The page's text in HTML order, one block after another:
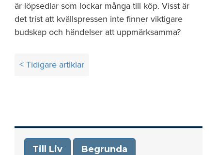
är löpsedlar som lockar många till köp. Visst är
det trist att kvällspressen inte finner viktigare
budskap och händelser att uppmärksamma?
Inläggsnavigering
< Tidigare artiklar
Till Liv Begrunda